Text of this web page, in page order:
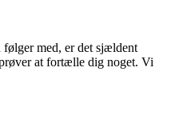
med, er det sjældent
at fortælle dig noget. Vi